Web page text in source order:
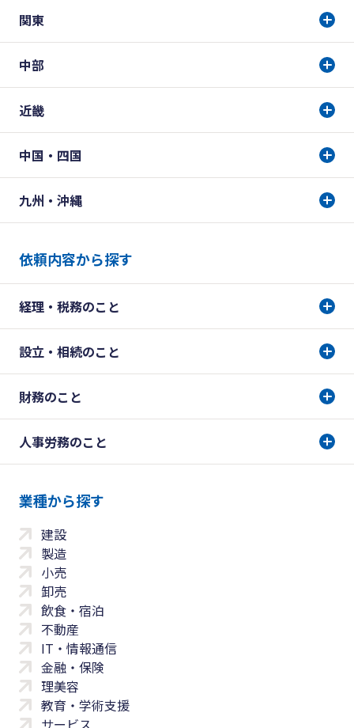
関東
中部
近畿
中国・四国
九州・沖縄
依頼内容から探す
経理・税務のこと
設立・相続のこと
財務のこと
人事労務のこと
業種から探す
建設
製造
小売
卸売
飲食・宿泊
不動産
IT・情報通信
金融・保険
理美容
教育・学術支援